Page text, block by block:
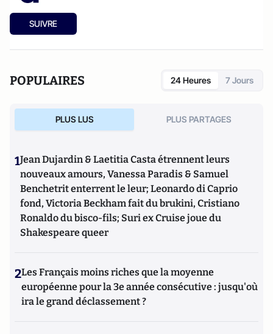
SUIVRE
POPULAIRES 24 Heures 7 Jours
PLUS LUS PLUS PARTAGES
1Jean Dujardin & Laetitia Casta étrennent leurs
nouveaux amours, Vanessa Paradis & Samuel
Benchetrit enterrent le leur; Leonardo di Caprio
fond, Victoria Beckham fait du brukini, Cristiano
Ronaldo du bisco-fils; Suri ex Cruise joue du
Shakespeare queer
2Les Français moins riches que la moyenne
européenne pour la 3e année consécutive : jusqu'où
ira le grand déclassement ?